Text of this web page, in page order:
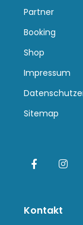
Partner
Booking
Shop
Impressum
Sitemap
Kontakt